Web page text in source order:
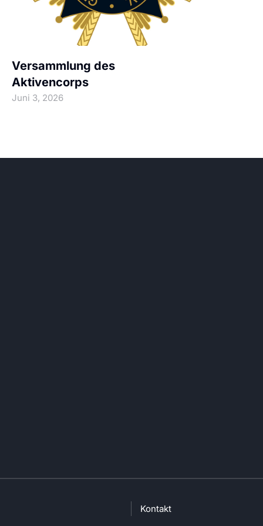
Versammlung des
Aktivencorps
Juni 3, 2026
Kontakt